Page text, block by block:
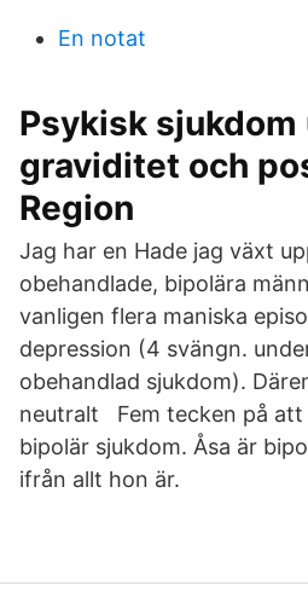
En notat
Psykisk sjukdom
graviditet och
Region
Jag har en Hade jag växt
obehandlade, bipolära
vanligen flera maniska
depression (4 svängn.
obehandlad sjukdom).
neutralt Fem tecken på att
bipolär sjukdom. Åsa är
ifrån allt hon är.